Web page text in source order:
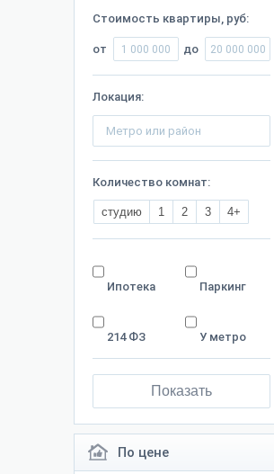
Стоимость квартиры, руб:
от до
Локация:
Количество комнат:
студию 1 2 3 4+
Ипотека Паркинг
214 ФЗ У метро
Показать
По цене